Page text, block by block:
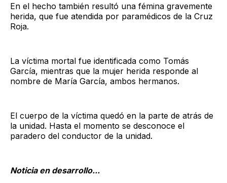
En el hecho también resultó una fémina gravemente
herida, que fue atendida por paramédicos de la Cruz
Roja.
La víctima mortal fue identificada como Tomás
García, mientras que la mujer herida responde al
nombre de María García, ambos hermanos.
El cuerpo de la víctima quedó en la parte de atrás de
la unidad. Hasta el momento se desconoce el
paradero del conductor de la unidad.
Noticia en desarrollo...